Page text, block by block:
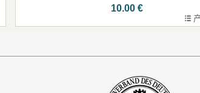
10.00 €